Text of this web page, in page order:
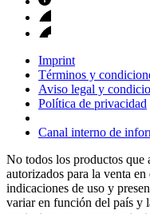
Imprint
Términos y
Aviso legal y
Política de privacidad
Canal interno de
No todos los productos que
autorizados para la venta
indicaciones de uso y
variar en función del país y